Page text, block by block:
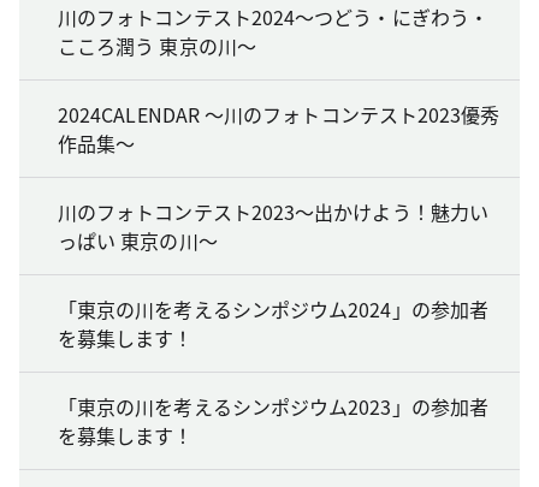
川のフォトコンテスト2024～つどう・にぎわう・
こころ潤う 東京の川～
2024CALENDAR ～川のフォトコンテスト2023優秀
作品集～
川のフォトコンテスト2023～出かけよう！魅力い
っぱい 東京の川～
「東京の川を考えるシンポジウム2024」の参加者
を募集します！
「東京の川を考えるシンポジウム2023」の参加者
を募集します！